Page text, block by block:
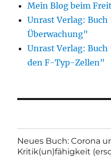
Mein Blog beim
Unrast Verlag:
Überwachung"
Unrast Verlag:
den F-Typ-Zellen"
Neues Buch: Corona
Kritik(un)fähigkeit